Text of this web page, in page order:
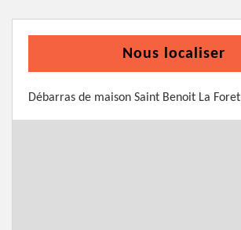
Nous localiser
Débarras de maison Saint Benoit La Foret